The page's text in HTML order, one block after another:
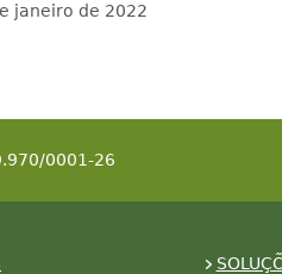
janeiro de 2022
0001-26